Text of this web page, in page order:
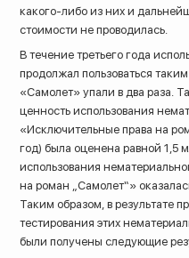
какого-либо из них и
стоимости не проводилась.
В течение третьего года
продолжал пользоваться
«Самолет» упали в два раза.
ценность использования
«Исключительные права на
год) была оценена равной 1,5
использования
на роман „Самолет“»
Таким образом, в результате
тестирования этих
были получены следующие